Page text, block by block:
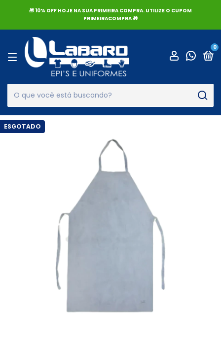
🎁 10% OFF HOJE NA SUA PRIMEIRA COMPRA. UTILIZE O CUPOM
PRIMEIRACOMPRA 🎁
0
ESGOTADO